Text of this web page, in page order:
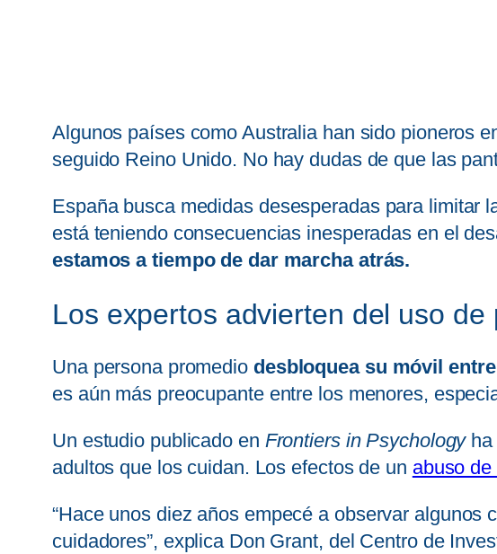
Algunos países como Australia han sido pioneros
seguido Reino Unido. No hay dudas de que las
España busca medidas desesperadas para limitar
está teniendo consecuencias inesperadas en el
estamos a tiempo de dar marcha atrás.
Los expertos advierten del uso de
Una persona promedio desbloquea su móvil
es aún más preocupante entre los menores,
Un estudio publicado en Frontiers in Psychologyha
adultos que los cuidan. Los efectos de un abuso
“Hace unos diez años empecé a observar
cuidadores”, explica Don Grant, del Centro de